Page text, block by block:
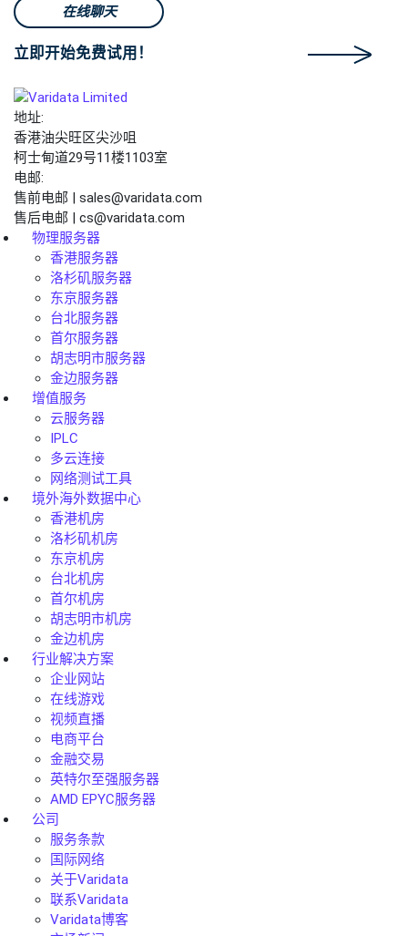
在线聊天
立即开始免费试用！
地址:
香港油尖旺区尖沙咀
柯士甸道29号11楼1103室
电邮:
售前电邮 | sales@varidata.com
售后电邮 | cs@varidata.com
物理服务器
香港服务器
洛杉矶服务器
东京服务器
台北服务器
首尔服务器
胡志明市服务器
金边服务器
增值服务
云服务器
IPLC
多云连接
网络测试工具
境外海外数据中心
香港机房
洛杉矶机房
东京机房
台北机房
首尔机房
胡志明市机房
金边机房
行业解决方案
企业网站
在线游戏
视频直播
电商平台
金融交易
英特尔至强服务器
AMD EPYC服务器
公司
服务条款
国际网络
关于Varidata
联系Varidata
Varidata博客